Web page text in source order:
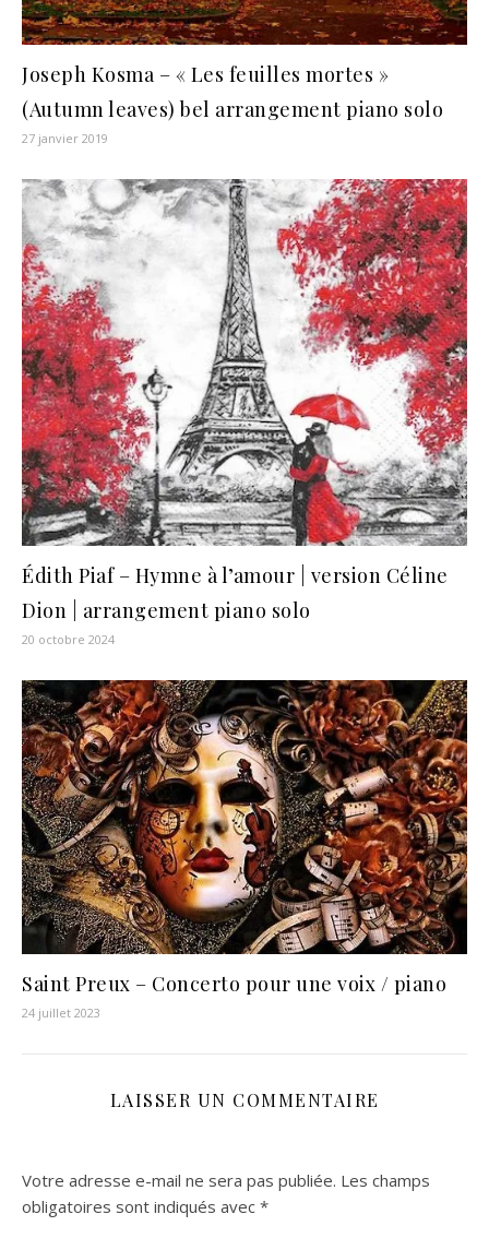
Joseph Kosma – « Les feuilles mortes »
(Autumn leaves) bel arrangement piano solo
27 janvier 2019
Édith Piaf – Hymne à l’amour | version Céline
Dion | arrangement piano solo
20 octobre 2024
Saint Preux – Concerto pour une voix / piano
24 juillet 2023
LAISSER UN COMMENTAIRE
Votre adresse e-mail ne sera pas publiée. Les champs
obligatoires sont indiqués avec *